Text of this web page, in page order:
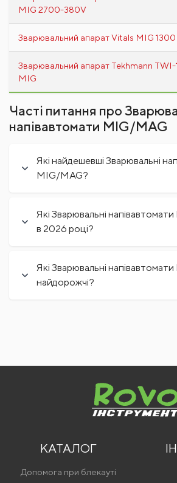
MIG 2700-380V
Зварювальний апарат Vitals MIG 1300
Зварювальний апарат Tekhmann TWI-
MIG
Часті питання про
напівавтомати MIG/MAG
Які найдешевші Зварювальні
MIG/MAG?
Які Зварювальні
в 2026 році?
Які Зварювальні
найдорожчі?
КАТАЛОГ
Допомога при блекауті